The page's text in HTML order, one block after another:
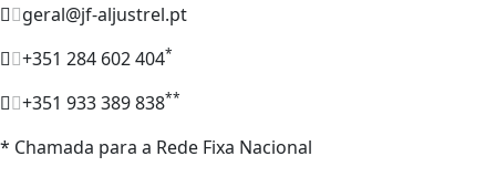
geral@jf-aljustrel.pt
+351 284 602 404*
+351 933 389 838**
* Chamada para a Rede Fixa Nacional